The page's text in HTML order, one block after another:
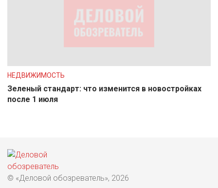
НЕДВИЖИМОСТЬ
Зеленый стандарт: что изменится в новостройках
после 1 июля
© «Деловой обозреватель», 2026